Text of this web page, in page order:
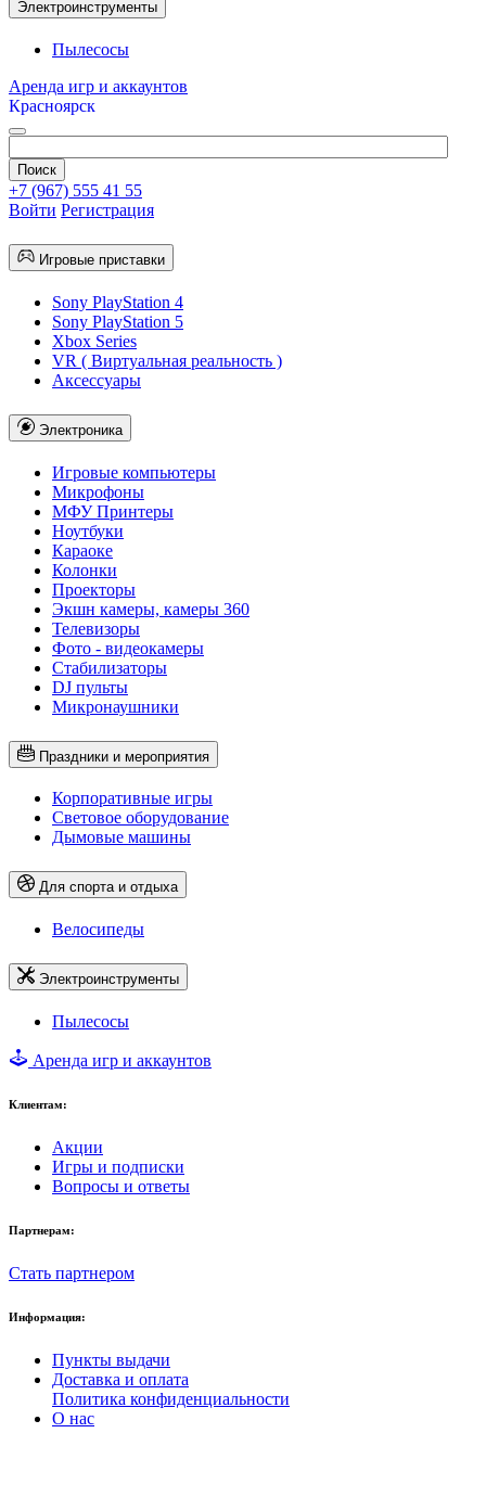
Электроинструменты
Пылесосы
Аренда игр и аккаунтов
Красноярск
+7 (967) 555 41 55
Войти Регистрация
Игровые приставки
Sony PlayStation 4
Sony PlayStation 5
Xbox Series
VR ( Виртуальная реальность )
Аксессуары
Электроника
Игровые компьютеры
Микрофоны
МФУ Принтеры
Ноутбуки
Караоке
Колонки
Проекторы
Экшн камеры, камеры 360
Телевизоры
Фото - видеокамеры
Стабилизаторы
DJ пульты
Микронаушники
Праздники и мероприятия
Корпоративные игры
Световое оборудование
Дымовые машины
Для спорта и отдыха
Велосипеды
Электроинструменты
Пылесосы
Аренда игр и аккаунтов
Клиентам:
Акции
Игры и подписки
Вопросы и ответы
Партнерам:
Стать партнером
Информация:
Пункты выдачи
Доставка и оплата
Политика конфиденциальности
О нас